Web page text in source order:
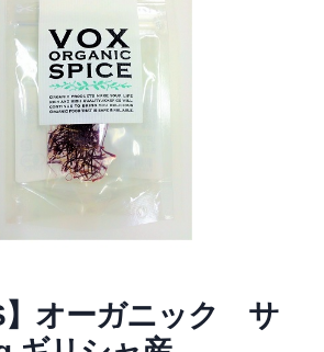
】オーガニック サ